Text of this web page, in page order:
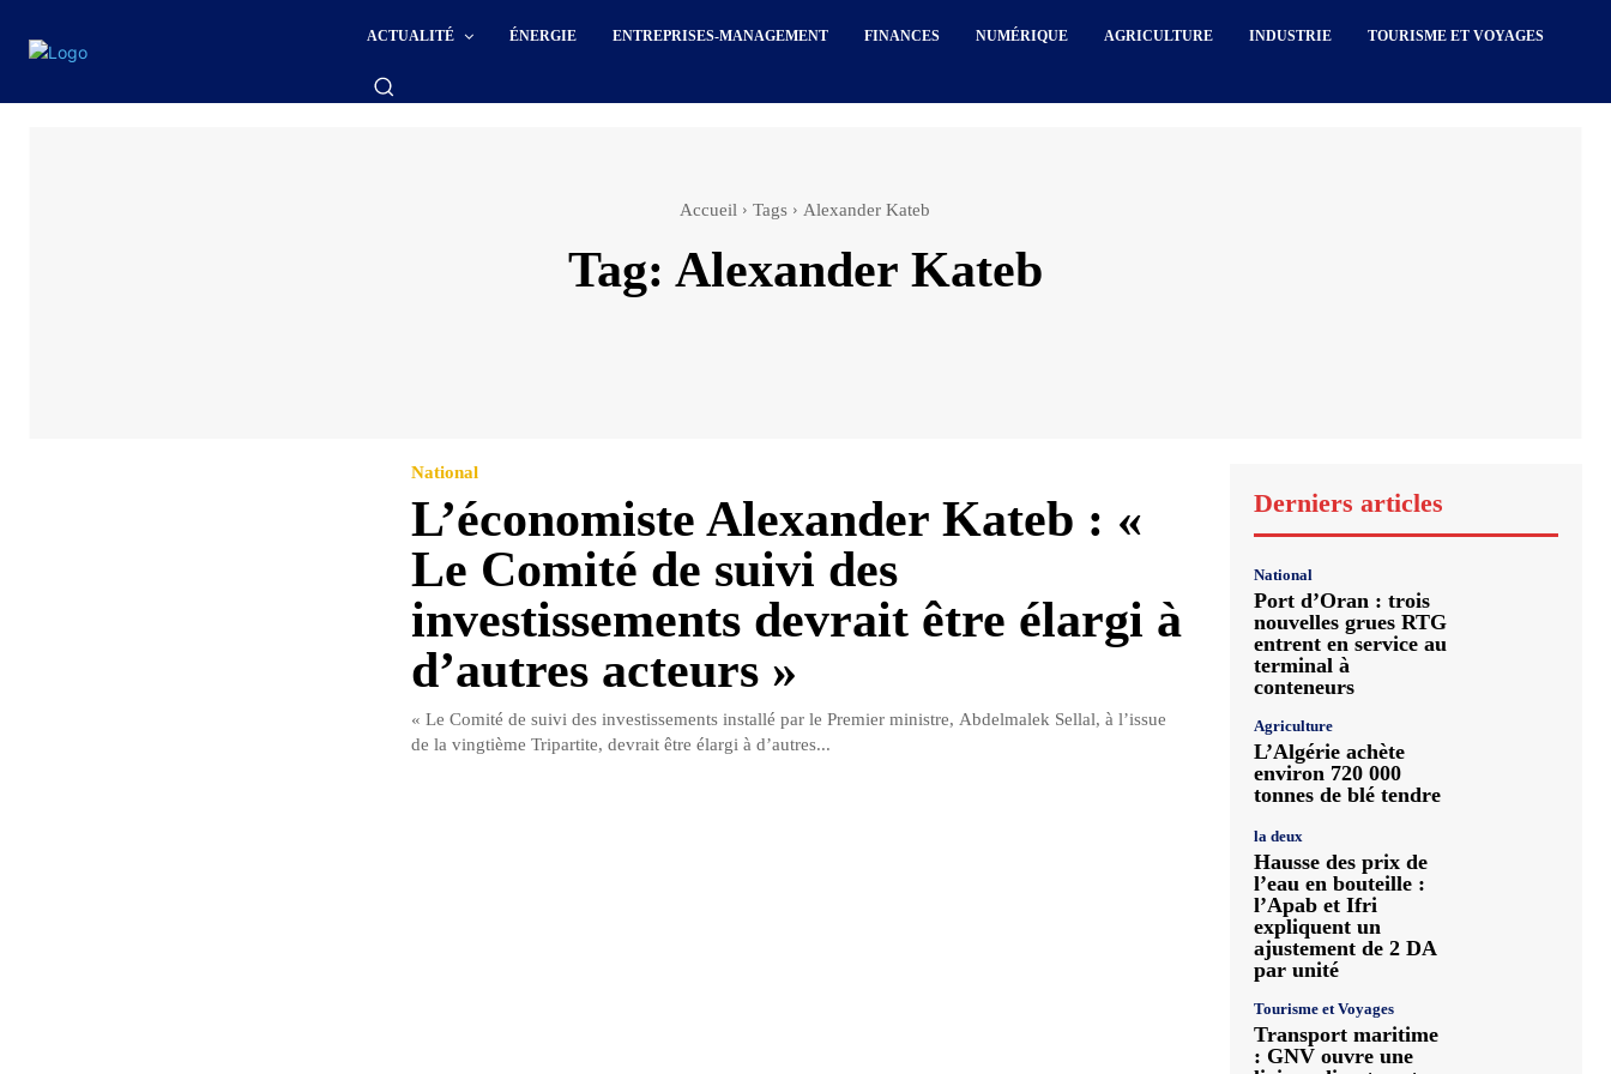
ACTUALITÉ ÉNERGIE ENTREPRISES-MANAGEMENT FINANCES NUMÉRIQUE AGRICULTURE INDUSTRIE TOURISME ET VOYAGES
Accueil Tags Alexander Kateb
Tag: Alexander Kateb
National
L’économiste Alexander Kateb : «
Le Comité de suivi des
investissements devrait être élargi à
d’autres acteurs »
« Le Comité de suivi des investissements installé par le Premier ministre, Abdelmalek Sellal, à l’issue
de la vingtième Tripartite, devrait être élargi à d’autres...
Derniers articles
National
Port d’Oran : trois
nouvelles grues RTG
entrent en service au
terminal à
conteneurs
Agriculture
L’Algérie achète
environ 720 000
tonnes de blé tendre
la deux
Hausse des prix de
l’eau en bouteille :
l’Apab et Ifri
expliquent un
ajustement de 2 DA
par unité
Tourisme et Voyages
Transport maritime
: GNV ouvre une